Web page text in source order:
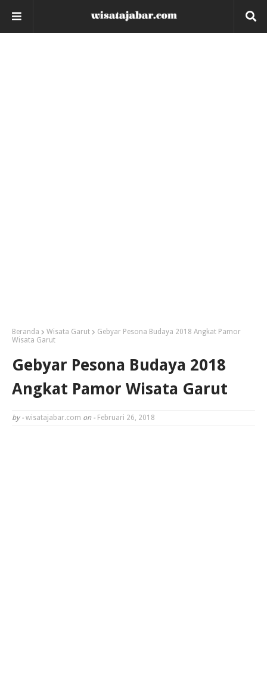
Beranda Wisata Garut
Gebyar Pesona Budaya 2018 Angkat Pamor
Wisata Garut
Gebyar Pesona Budaya 2018
Angkat Pamor Wisata Garut
by - wisatajabar.com on - Februari 26, 2018